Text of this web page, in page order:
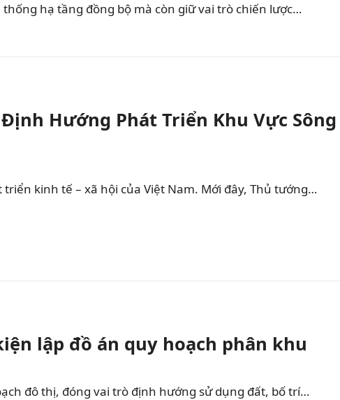
hạ tầng đồng bộ mà còn giữ vai trò chiến lược…
Hướng Phát Triển Khu Vực Sông
kinh tế – xã hội của Việt Nam. Mới đây, Thủ tướng…
lập đồ án quy hoạch phân khu
đô thị, đóng vai trò định hướng sử dụng đất, bố trí…